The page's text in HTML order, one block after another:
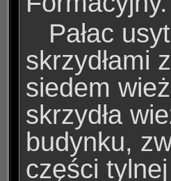
Pałac
skrzydłami
siedem
skrzydła
budynku,
części